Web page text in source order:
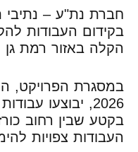
חברת נת"ע – נתיבי
בקידום העבודות
הקלה באזור רמת גן
2026, יבוצעו
בקטע שבין רחוב
העבודות צפויות